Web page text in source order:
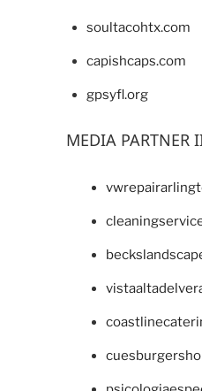
soultacohtx.com
capishcaps.com
gpsyfl.org
MEDIA PARTNER